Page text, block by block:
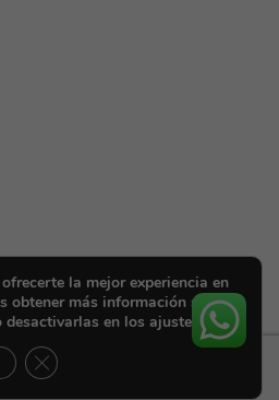
la mejor experiencia en
obtener más información sobre
en los ajustes.
Cerrar el banner de cookies RGPD